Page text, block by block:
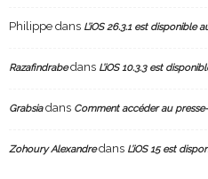
Philippe dans L’iOS 26.3.1 est disponible
Razafindrabedans L’iOS 10.3.3 est
Grabsiadans Comment accéder au
Zohoury Alexandredans L’iOS 15 est